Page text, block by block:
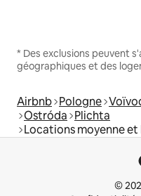
* Des exclusions peuvent
géographiques et des
Airbnb Pologne
Ostróda Plichta
Locations moyenne
©